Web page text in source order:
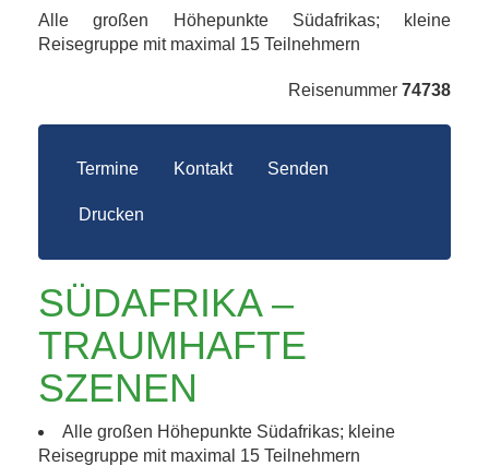
Alle großen Höhepunkte Südafrikas; kleine
Reisegruppe mit maximal 15 Teilnehmern
Reisenummer 74738
Termine Kontakt Senden
Drucken
SÜDAFRIKA –
TRAUMHAFTE
SZENEN
Alle großen Höhepunkte Südafrikas; kleine
Reisegruppe mit maximal 15 Teilnehmern